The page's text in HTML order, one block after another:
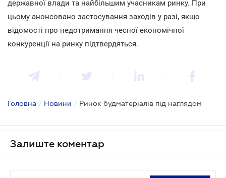
державної влади та найбільшим учасникам ринку. При
цьому анонсовано застосування заходів у разі, якщо
відомості про недотримання чесної економічної
конкуренції на ринку підтвердяться.
Головна / Новини / Ринок будматеріалів під наглядом
Залиште коментар